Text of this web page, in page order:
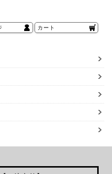
カート